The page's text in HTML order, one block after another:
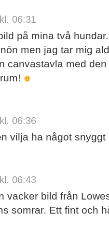
06:31
på mina två
men jag tar mig
canvastavla med
06:36
vilja ha något snyggt
06:43
vacker bild från
somrar. Ett fint och